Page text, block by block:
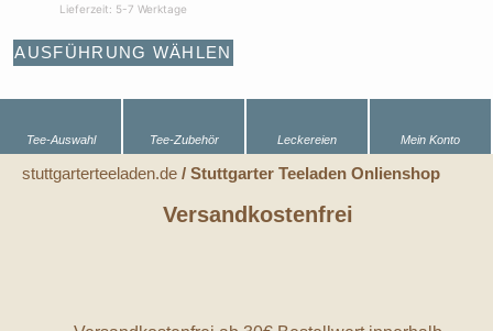
Lieferzeit: 5-7 Werktage
AUSFÜHRUNG WÄHLEN
Tee-Auswahl Tee-Zubehör Leckereien Mein Konto
stuttgarterteeladen.de / Stuttgarter Teeladen Onlienshop
Versandkostenfrei